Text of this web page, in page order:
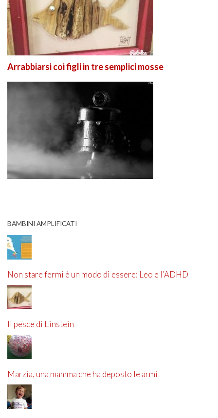
Arrabbiarsi coi figli in tre semplici mosse
BAMBINI AMPLIFICATI
Non stare fermi è un modo di essere: Leo e l’ADHD
Il pesce di Einstein
Marzia, una mamma che ha deposto le armi